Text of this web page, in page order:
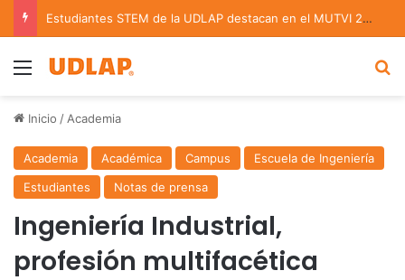
Estudiantes STEM de la UDLAP destacan en el MUTVI 2026
Menu
Inicio / Academia
Academia Académica Campus
Escuela de Ingeniería
Estudiantes
Notas de prensa
Ingeniería Industrial,
profesión multifacética